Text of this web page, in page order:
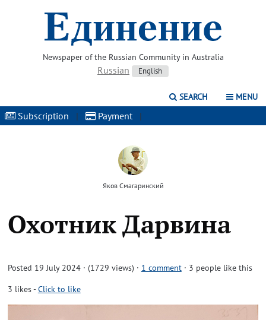
Newspaper of the Russian Community in Australia
Russian English
SEARCH MENU
Subscription | Payment |
Яков Смагаринский
Охотник Дарвина
Posted 19 July 2024 · (1729 views) · 1 comment · 3 people like this
3 likes-Click to like